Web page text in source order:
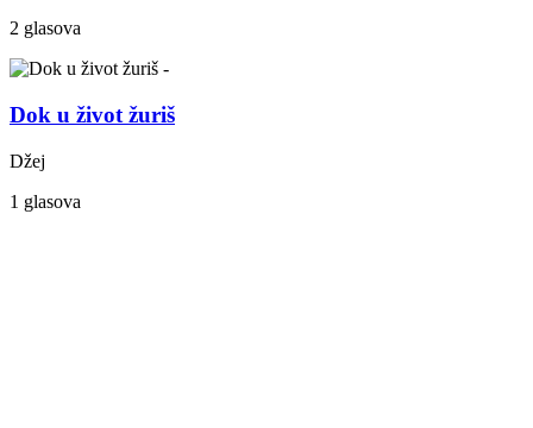
2 glasova
Dok u život žuriš
Džej
1 glasova